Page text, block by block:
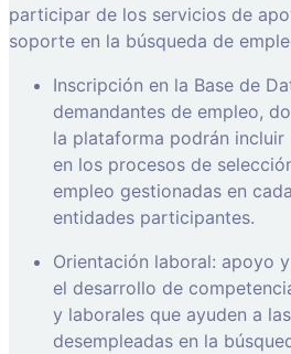
participar de los servicios de
soporte en la búsqueda de
Inscripción en la Base de
demandantes de empleo,
la plataforma podrán
en los procesos de
empleo gestionadas en
entidades participantes.
Orientación laboral: apoyo
el desarrollo de
y laborales que ayuden a
desempleadas en la